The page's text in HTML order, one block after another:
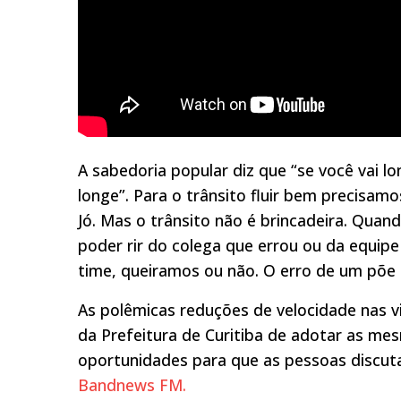
A sabedoria popular diz que “se você vai
longe”. Para o trânsito fluir bem
Jó. Mas o trânsito não é brincadeira.
poder rir do colega que errou ou da
time, queiramos ou não. O erro de um
As polêmicas reduções de velocidade nas
da Prefeitura de Curitiba de adotar as
oportunidades para que as pessoas
Bandnews FM.